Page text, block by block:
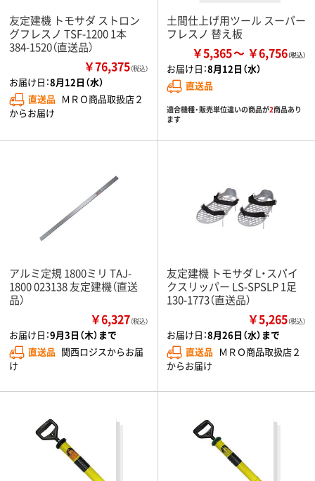
友定建機 トモサダ ストロン
グフレスノ TSF-1200 1本
384-1520（直送品）
￥76,375（税込）
お届け日：8月12日（水）
直送品 ＭＲＯ商品取扱店２
からお届け
土間仕上げ用ツール スーパー
フレスノ 替え板
￥5,365 ￥6,756
お届け日：8月12日（水）
直送品
適合機種・販売単位違いの商品が2商品あり
ます
アルミ定規 1800ミリ TAJ-
1800 023138 友定建機（直送
品）
￥6,327（税込）
お届け日：9月3日（木）まで
直送品 関西ロジスからお届
け
友定建機 トモサダ L・スパイ
クスリッパー LS-SPSLP 1足
130-1773（直送品）
￥5,265（税込）
お届け日：8月26日（水）まで
直送品 ＭＲＯ商品取扱店２
からお届け